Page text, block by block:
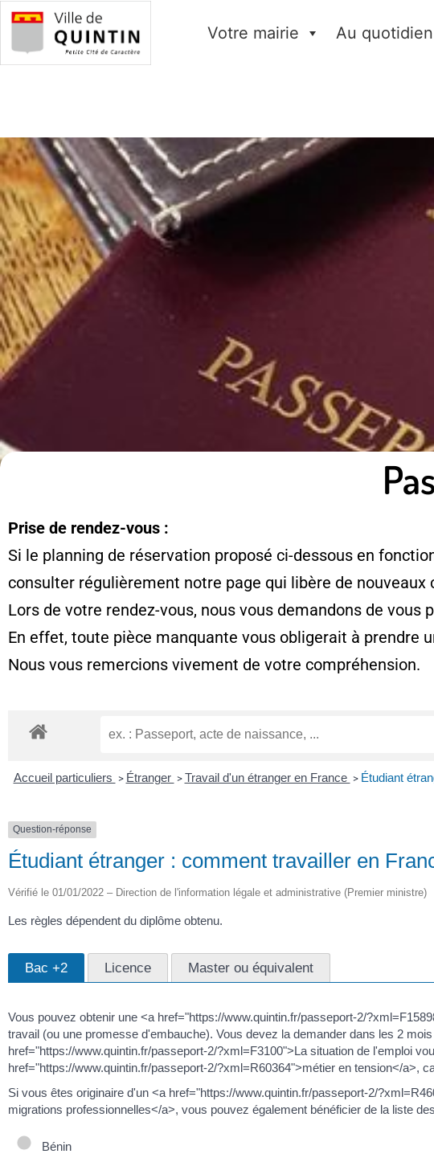
Votre mairie Au quotidien
Prise de rendez-vous :
Si le planning de réservation proposé ci-dessous en
consulter régulièrement notre page qui libère de nouveaux
Lors de votre rendez-vous, nous vous demandons de
En effet, toute pièce manquante vous obligerait à prendre
Nous vous remercions vivement de votre compréhension.
Accueil particuliers > Étranger > Travail d'un étranger en France > Étudiant
Question-réponse
Étudiant étranger : comment travailler en
Vérifié le 01/01/2022 – Direction de l'information légale et administrative (Premier ministre)
Les règles dépendent du diplôme obtenu.
Bac +2 Licence Master ou équivalent
Vous pouvez obtenir une <a href="https://www.quintin.fr/passeport-2/
travail (ou une promesse d'embauche). Vous devez la demander dans les 2
href="https://www.quintin.fr/passeport-2/?xml=F3100">La situation de l'emploi
href="https://www.quintin.fr/passeport-2/?xml=R60364">métier en tension</a>,
Si vous êtes originaire d'un <a href="https://www.quintin.fr/passeport-2/
migrations professionnelles</a>, vous pouvez également bénéficier de la liste
Bénin